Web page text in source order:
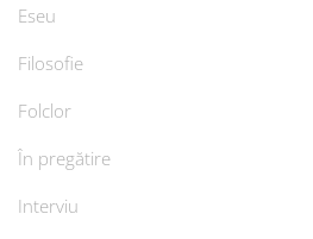
Eseu
Filosofie
Folclor
În pregătire
Interviu